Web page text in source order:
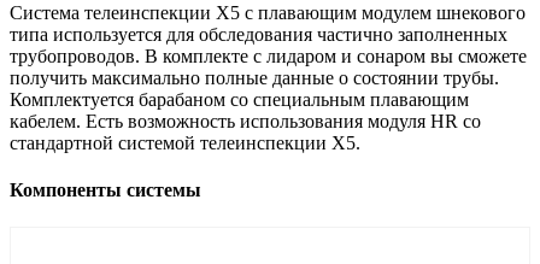
Система телеинспекции X5 с плавающим модулем шнекового
типа используется для обследования частично заполненных
трубопроводов. В комплекте с лидаром и сонаром вы сможете
получить максимально полные данные о состоянии трубы.
Комплектуется барабаном со специальным плавающим
кабелем. Есть возможность использования модуля HR со
стандартной системой телеинспекции X5.
Компоненты системы